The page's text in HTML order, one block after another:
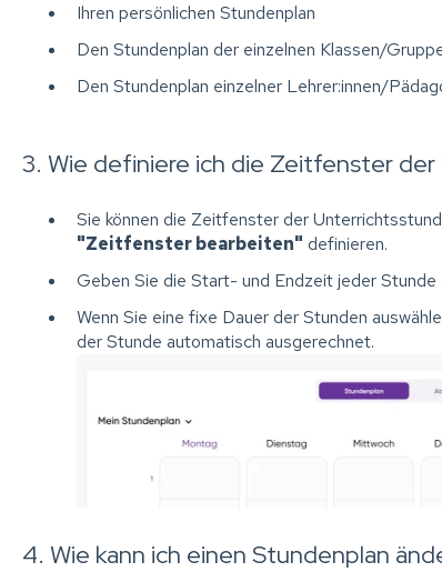
Ihren persönlichen Stundenplan
Den Stundenplan der einzelnen Klassen/
Den Stundenplan einzelner Lehrer:innen/
3. Wie definiere ich die Zeitfenster
Sie können die Zeitfenster der
"Zeitfenster bearbeiten" definieren.
Geben Sie die Start- und Endzeit jeder Stunde
Wenn Sie eine fixe Dauer der Stunden
der Stunde automatisch ausgerechnet.
4. Wie kann ich einen Stundenplan